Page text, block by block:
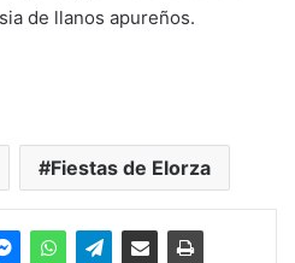
de llanos apureños.
Fiestas de Elorza